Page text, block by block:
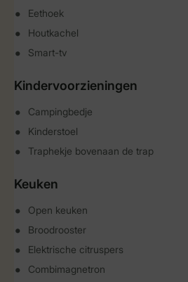
Eethoek
Houtkachel
Smart-tv
Kindervoorzieningen
Campingbedje
Kinderstoel
Traphekje bovenaan de trap
Keuken
Open keuken
Broodrooster
Elektrische citruspers
Combimagnetron